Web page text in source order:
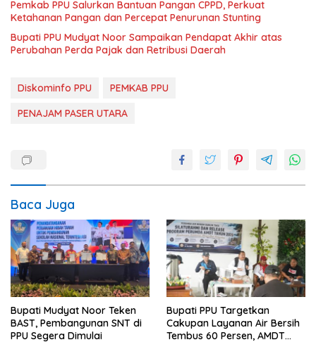
Pemkab PPU Salurkan Bantuan Pangan CPPD, Perkuat
Ketahanan Pangan dan Percepat Penurunan Stunting
Bupati PPU Mudyat Noor Sampaikan Pendapat Akhir atas
Perubahan Perda Pajak dan Retribusi Daerah
Diskominfo PPU
PEMKAB PPU
PENAJAM PASER UTARA
Baca Juga
Bupati Mudyat Noor Teken
BAST, Pembangunan SNT di
PPU Segera Dimulai
Bupati PPU Targetkan
Cakupan Layanan Air Bersih
Tembus 60 Persen, AMDT